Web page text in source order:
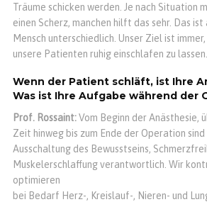
Träume schicken werden. Je nach Situation
einen Scherz, manchen hilft das sehr. Das ist
Mensch unterschiedlich. Unser Ziel ist immer,
unsere Patienten ruhig einschlafen zu lassen.
Wenn der Patient schläft, ist Ihre
Was ist Ihre Aufgabe während der
Prof. Rossaint:Vom Beginn der Anästhesie,
Zeit hinweg bis zum Ende der Operation
Ausschaltung des Bewusstseins,
Muskelerschlaffung verantwortlich. Wir
optimieren
bei Bedarf Herz-, Kreislauf-, Nieren- und